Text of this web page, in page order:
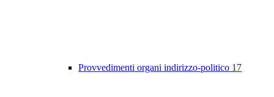
Provvedimenti organi indirizzo-politico 17